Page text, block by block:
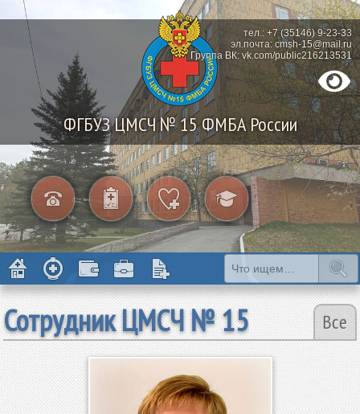
ФГБУЗ ЦМСЧ № 15 ФМБА России
тел.: +7 (35146) 9-23-33
эл.почта: cmsh-15@mail.ru
Группа ВК: vk.com/public216213531
Сотрудник ЦМСЧ № 15 Все